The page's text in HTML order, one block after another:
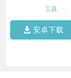
工具
安卓下载